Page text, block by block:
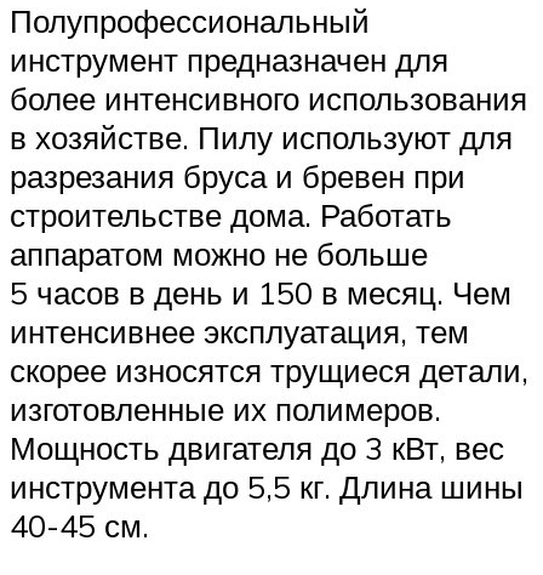
Полупрофессиональный
инструмент предназначен для
более интенсивного использования
в хозяйстве. Пилу используют для
разрезания бруса и бревен при
строительстве дома. Работать
аппаратом можно не больше
5 часов в день и 150 в месяц. Чем
интенсивнее эксплуатация, тем
скорее износятся трущиеся детали,
изготовленные их полимеров.
Мощность двигателя до 3 кВт, вес
инструмента до 5,5 кг. Длина шины
40-45 см.